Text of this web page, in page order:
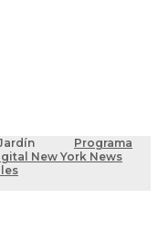
Programa
New York News